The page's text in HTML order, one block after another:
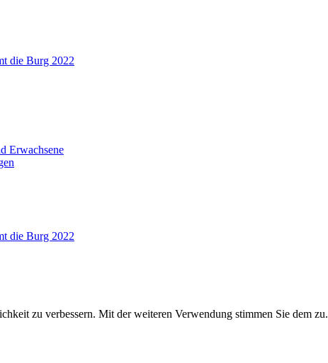
die Burg 2022
Erwachsene
die Burg 2022
zu verbessern. Mit der weiteren Verwendung stimmen Sie dem zu.